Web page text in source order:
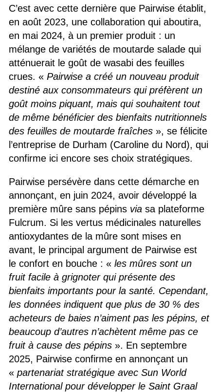
C’est avec cette dernière que Pairwise établit,
en août 2023, une collaboration qui aboutira,
en mai 2024, à un premier produit : un
mélange de variétés de moutarde salade qui
atténuerait le goût de wasabi des feuilles
crues. « Pairwise a créé un nouveau produit
destiné aux consommateurs qui préfèrent un
goût moins piquant, mais qui souhaitent tout
de même bénéficier des bienfaits nutritionnels
des feuilles de moutarde fraîches », se félicite
l’entreprise de Durham (Caroline du Nord), qui
confirme ici encore ses choix stratégiques.
Pairwise persévère dans cette démarche en
annonçant, en juin 2024, avoir développé la
première mûre sans pépins viasa plateforme
Fulcrum. Si les vertus médicinales naturelles
antioxydantes de la mûre sont mises en
avant, le principal argument de Pairwise est
le confort en bouche : « les mûres sont un
fruit facile à grignoter qui présente des
bienfaits importants pour la santé. Cependant,
les données indiquent que plus de 30 % des
acheteurs de baies n’aiment pas les pépins, et
beaucoup d’autres n’achètent même pas ce
fruit à cause des pépins ». En septembre
2025, Pairwise confirme en annonçant un
«partenariat stratégique avec Sun World
International pour développer le Saint Graal